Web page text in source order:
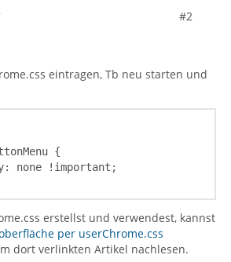
#2
eintragen, Tb neu starten und
erstellst und verwendest, kannst
per userChrome.css
dort verlinkten Artikel nachlesen.